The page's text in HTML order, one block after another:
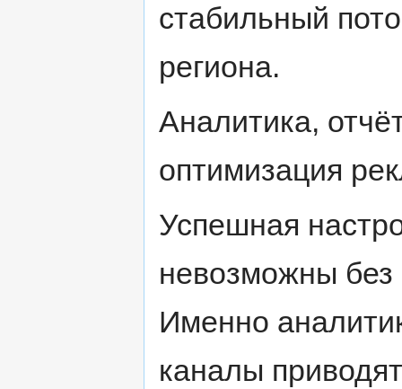
стабильный
региона.
Аналитика,
оптимизация
Успешная
невозможны без
Именно
каналы